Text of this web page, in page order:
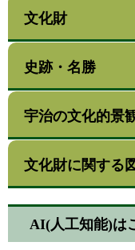
文化財
史跡・名勝
宇治の文化的景
文化財に関する
AI(人工知能)は